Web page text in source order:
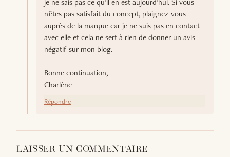
n'êtes pas satisfait du concept, plaignez-vous
auprès de la marque car je ne suis pas en contact
avec elle et cela ne sert à rien de donner un avis
négatif sur mon blog.
Bonne continuation,
Charlène
Répondre
LAISSER UN COMMENTAIRE